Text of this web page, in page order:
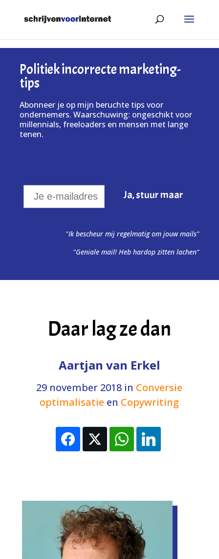
Politiek incorrecte marketing-
tips
Abonneer je op mijn beruchte tips voor
ondernemers. Waarschuwing: ongeschikt voor
millennials, freeloaders en mensen met lange
tenen.
"Ik bescheur mij regelmatig om jouw mails"
"Geniale mail! Heb hardop zitten lachen"
Daar lag ze dan
Aartjan van Erkel
29 november 2018 in Conversie
optimalisatie en Copywriting